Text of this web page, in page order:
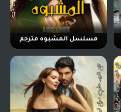
مسلسل المشبوه مترجم